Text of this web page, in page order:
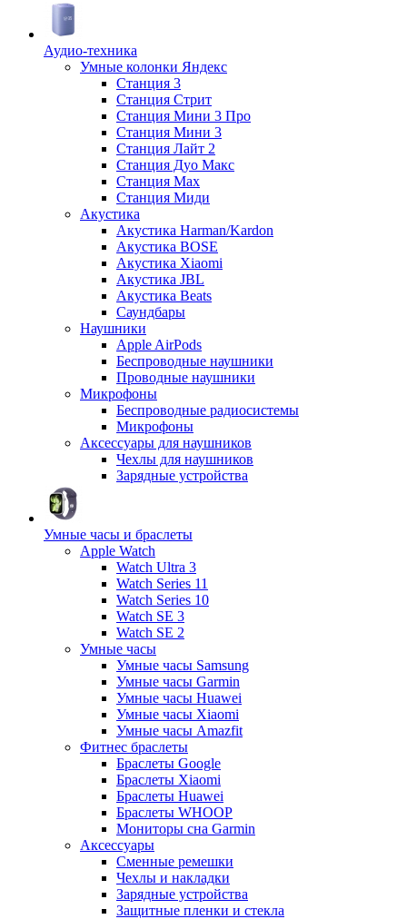
Аудио-техника
Умные колонки Яндекс
Станция 3
Станция Стрит
Станция Мини 3 Про
Станция Мини 3
Станция Лайт 2
Станция Дуо Макс
Станция Max
Станция Миди
Акустика
Акустика Harman/Kardon
Акустика BOSE
Акустика Xiaomi
Акустика JBL
Акустика Beats
Саундбары
Наушники
Apple AirPods
Беспроводные наушники
Проводные наушники
Микрофоны
Беспроводные радиосистемы
Микрофоны
Аксессуары для наушников
Чехлы для наушников
Зарядные устройства
Умные часы и браслеты
Apple Watch
Watch Ultra 3
Watch Series 11
Watch Series 10
Watch SE 3
Watch SE 2
Умные часы
Умные часы Samsung
Умные часы Garmin
Умные часы Huawei
Умные часы Xiaomi
Умные часы Amazfit
Фитнес браслеты
Браслеты Google
Браслеты Xiaomi
Браслеты Huawei
Браслеты WHOOP
Мониторы сна Garmin
Аксессуары
Сменные ремешки
Чехлы и накладки
Зарядные устройства
Защитные пленки и стекла